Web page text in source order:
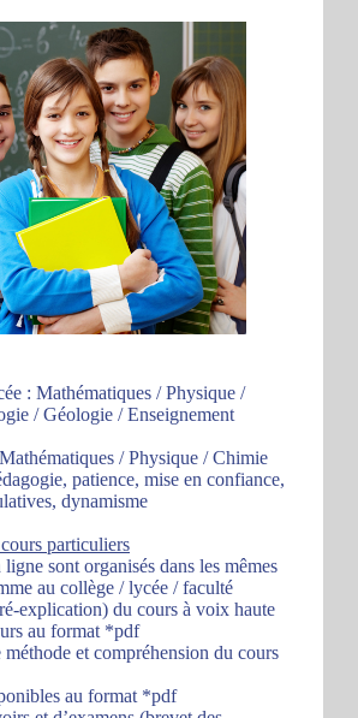
: Mathématiques / Physique /
/ Géologie / Enseignement
/ Physique / Chimie
patience, mise en confiance,
dynamisme
particuliers
sont organisés dans les mêmes
au collège / lycée / faculté
explication) du cours à voix haute
au format *pdf
et compréhension du cours
au format *pdf